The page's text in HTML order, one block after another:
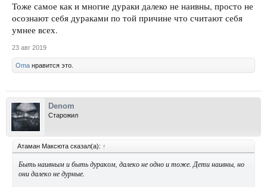
Тоже самое как и многие дураки далеко не наивны, просто не
осознают себя дураками по той причине что считают себя
умнее всех.
23 авг 2019
Oma нравится это.
Denom
Старожил
Атаман Максюта сказал(а): ↑
Быть наивным и быть дураком, далеко не одно и тоже. Дети наивны, но
они далеко не дурные.